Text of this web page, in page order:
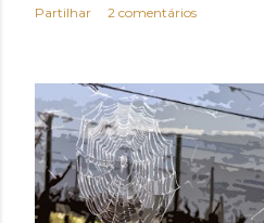
Partilhar 2 comentários